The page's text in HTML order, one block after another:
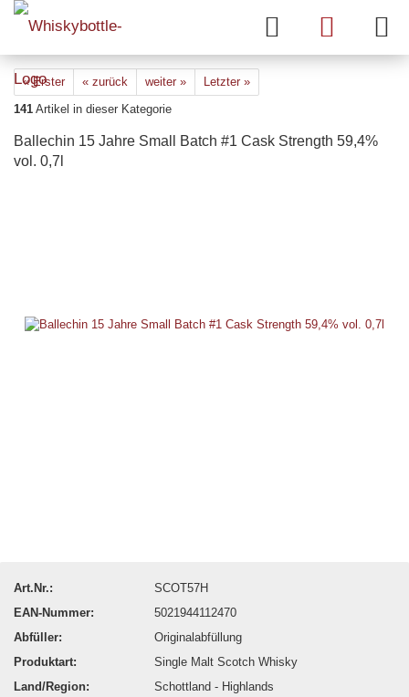
« Erster « zurück weiter »
Letzter »
141 Artikel in dieser Kategorie
Ballechin 15 Jahre Small Batch #1 Cask Strength 59,4%
vol. 0,7l
Art.Nr.:
SCOT57H
EAN-Nummer:
5021944112470
Abfüller:
Originalabfüllung
Produktart:
Single Malt Scotch Whisky
Land/Region:
Schottland - Highlands